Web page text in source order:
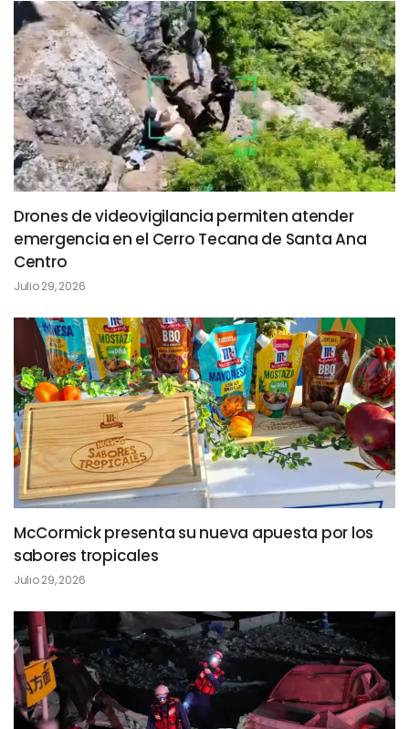
Drones de videovigilancia permiten atender
emergencia en el Cerro Tecana de Santa Ana
Centro
Julio 29, 2026
McCormick presenta su nueva apuesta por los
sabores tropicales
Julio 29, 2026